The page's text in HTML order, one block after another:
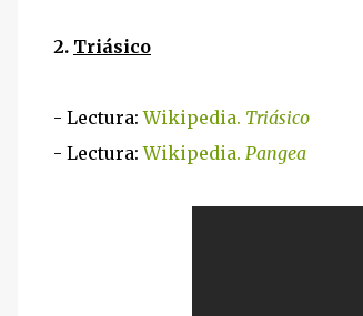
2. Triásico
- Lectura:Wikipedia. Triásico
- Lectura:Wikipedia. Pangea